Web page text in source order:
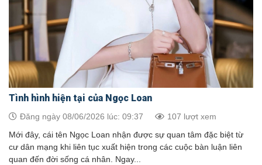
Tình hình hiện tại của Ngọc Loan
Đăng ngày 08/06/2026 lúc: 09:37 107 lượt xem
Mới đây, cái tên Ngọc Loan nhận được sự quan tâm đặc biệt từ
cư dân mạng khi liên tục xuất hiện trong các cuộc bàn luận liên
quan đến đời sống cá nhân. Ngay...